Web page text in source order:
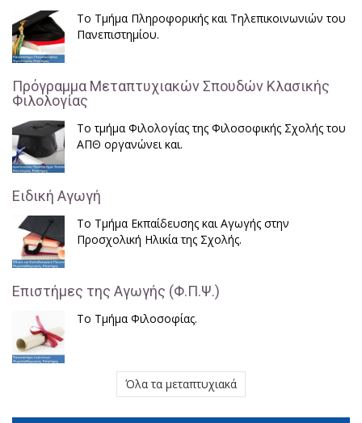
Το Τμήμα Πληροφορικής και Τηλεπικοινωνιών του
Πανεπιστημίου.
Πρόγραμμα Μεταπτυχιακών Σπουδών Κλασικής
Φιλολογίας
Το τμήμα Φιλολογίας της Φιλοσοφικής Σχολής του
ΑΠΘ οργανώνει και.
Ειδική Αγωγή
Το Τμήμα Εκπαίδευσης και Αγωγής στην
Προσχολική Ηλικία της Σχολής.
Επιστήμες της Αγωγής (Φ.Π.Ψ.)
Το Τμήμα Φιλοσοφίας.
Όλα τα μεταπτυχιακά